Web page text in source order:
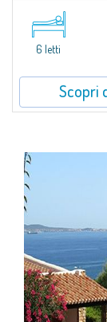
Proponiamo in
con accesso
sull'Arcipelago de
6 letti
Scopri